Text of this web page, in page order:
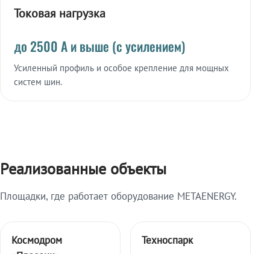
Токовая нагрузка
до 2500 А и выше (с усилением)
Усиленный профиль и особое крепление для мощных
систем шин.
Реализованные объекты
Площадки, где работает оборудование METAENERGY.
Космодром
Техноспарк